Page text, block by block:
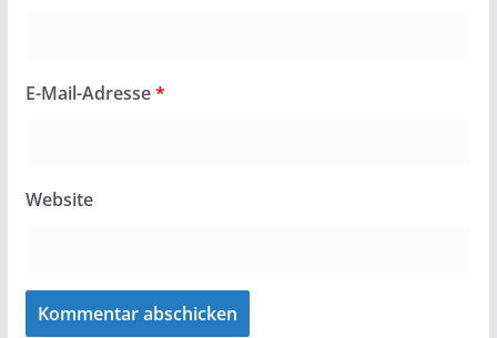
E-Mail-Adresse*
Website